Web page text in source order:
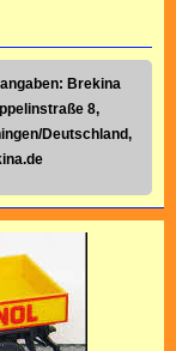
Brekina
8,
Deutschland,